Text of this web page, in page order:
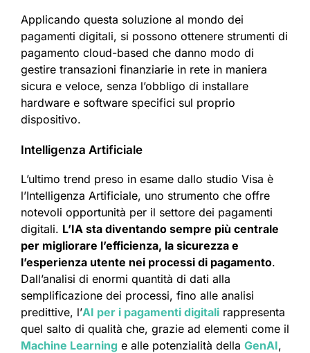
Applicando questa soluzione al mondo dei
pagamenti digitali, si possono ottenere strumenti di
pagamento cloud-based che danno modo di
gestire transazioni finanziarie in rete in maniera
sicura e veloce, senza l’obbligo di installare
hardware e software specifici sul proprio
dispositivo.
Intelligenza Artificiale
L’ultimo trend preso in esame dallo studio Visa è
l’Intelligenza Artificiale, uno strumento che offre
notevoli opportunità per il settore dei pagamenti
digitali. L’IA sta diventando sempre più centrale
per migliorare l’efficienza, la sicurezza e
l’esperienza utente nei processi di pagamento.
Dall’analisi di enormi quantità di dati alla
semplificazione dei processi, fino alle analisi
predittive, l’AI per i pagamenti digitali rappresenta
quel salto di qualità che, grazie ad elementi come il
Machine Learning e alle potenzialità della GenAI,